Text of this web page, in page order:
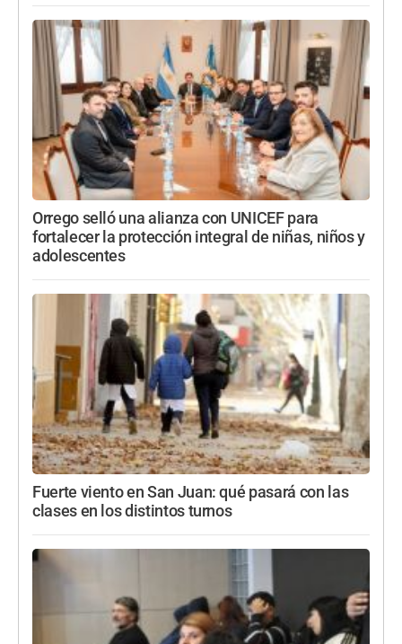
Orrego selló una alianza con UNICEF para
fortalecer la protección integral de niñas, niños y
adolescentes
Fuerte viento en San Juan: qué pasará con las
clases en los distintos turnos